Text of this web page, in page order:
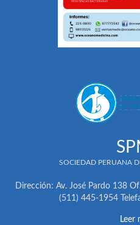
SOCIEDAD PERUANA
Dirección: Av. José Pardo 138
(511) 445-1954
Leer